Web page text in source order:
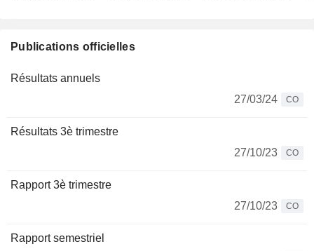
Publications officielles
Résultats annuels
27/03/24
CO
Résultats 3è trimestre
27/10/23
CO
Rapport 3è trimestre
27/10/23
CO
Rapport semestriel